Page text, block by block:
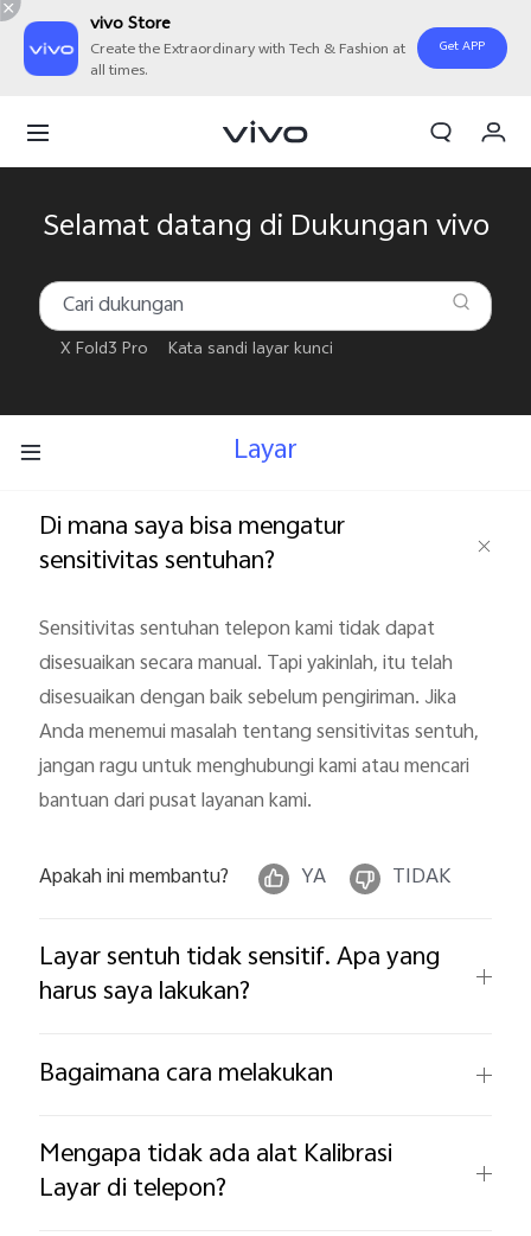
vivo Store
Create the Extraordinary with Tech & Fashion at
all times.
Get APP
Indonesia | Pilih negara/wilayah
Selamat datang di Dukungan vivo
X Fold3 Pro Kata sandi layar kunci
Layar
Di mana saya bisa mengatur
sensitivitas sentuhan?
Sensitivitas sentuhan telepon kami tidak dapat
disesuaikan secara manual. Tapi yakinlah, itu telah
disesuaikan dengan baik sebelum pengiriman. Jika
Anda menemui masalah tentang sensitivitas sentuh,
jangan ragu untuk menghubungi kami atau mencari
bantuan dari pusat layanan kami.
Apakah ini membantu? YA TIDAK
Layar sentuh tidak sensitif. Apa yang
harus saya lakukan?
Bagaimana cara melakukan
Mengapa tidak ada alat Kalibrasi
Layar di telepon?